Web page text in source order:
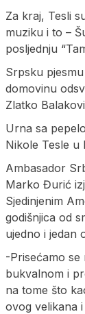
Za kraj, Tesli
muziku i to –
posljednju
Srpsku
domovinu
Zlatko
Urna sa
Nikole Tesle u
Ambasador
Marko Đurić
Sjedinjenim
godišnjica od
ujedno i jedan
-Prisećamo se
bukvalnom i
na tome što
ovog velikana